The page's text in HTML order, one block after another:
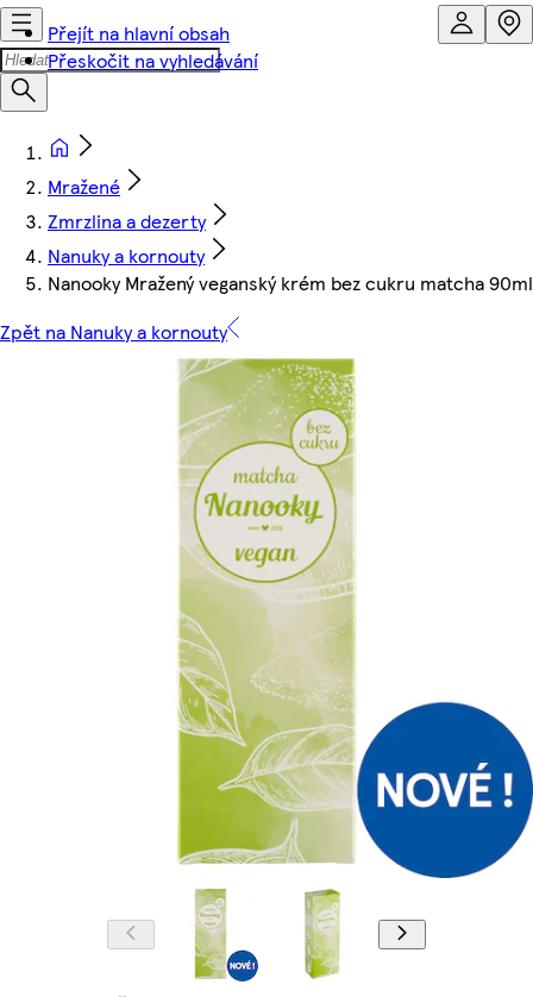
Přejít na hlavní obsah
Přeskočit na vyhledávání
Mražené
Zmrzlina a dezerty
Nanuky a kornouty
Nanooky Mražený veganský krém bez cukru matcha 90ml
Zpět na Nanuky a kornouty